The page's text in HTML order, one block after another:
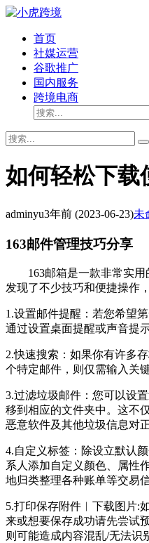
首页
社媒运营
谷歌推广
国内服务
跨境电商
如何轻松下载
adminyu3年前 (2023-06-23)未
163邮件管理技巧分享
163邮箱是一款非常实
发现了不少技巧和便捷操作
1.设置邮件提醒：若您希望
通过设置桌面提醒或声音提
2.快速搜索：如果你有许多
个特定邮件，则仅需输入关
3.过滤垃圾邮件：您可以设
移到相应的文件夹中。这不
恶意软件及其他垃圾信息对
4.自定义标签：除设立默认
系人添加自定义颜色、属性
地归类整理各种账单等交易
5.打印保存附件︱下载图片:
来或想要保存成功请先尝试
则可能造成内容混乱/无法识